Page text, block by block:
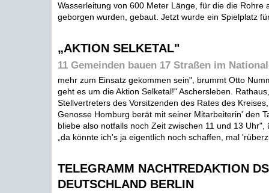
Wasserleitung von 600 Meter Länge, für die die Rohre
geborgen wurden, gebaut. Jetzt wurde ein Spielplatz
„AKTION SELKETAL"
11 Gemeinden bauen 17 Straßen im
mehr zum Einsatz gekommen sein", brummt Otto
geht es um die Aktion Selketal!" Aschersleben.
Stellvertreters des Vorsitzenden des Rates des
Genosse Homburg berät mit seiner Mitarbeiterin' den
bliebe also notfalls noch Zeit zwischen 11 und 13 Uhr",
„da könnte ich's ja eigentlich noch schaffen, mal
TELEGRAMM NACHTREDAKTION
DEUTSCHLAND BERLIN